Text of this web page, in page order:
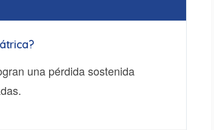
una pérdida sostenida